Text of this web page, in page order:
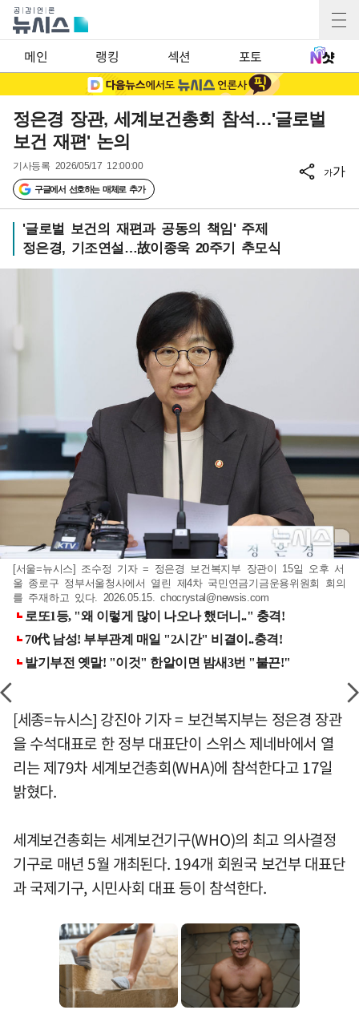
메인 랭킹 섹션 포토
정은경 장관, 세계보건총회 참석…'글로벌
보건 재편' 논의
기사등록 2026/05/17 12:00:00
구글에서 선호하는 매체로 추가
가가
'글로벌 보건의 재편과 공동의 책임' 주제
정은경, 기조연설…故이종욱 20주기 추모식
[서울=뉴시스] 조수정 기자 = 정은경 보건복지부 장관이 15일 오후 서
울 종로구 정부서울청사에서 열린 제4차 국민연금기금운용위원회 회의
를 주재하고 있다. 2026.05.15.chocrystal@newsis.com
[세종=뉴시스] 강진아 기자 = 보건복지부는 정은경 장관
을 수석대표로 한 정부 대표단이 스위스 제네바에서 열
리는 제79차 세계보건총회(WHA)에 참석한다고 17일
밝혔다.
세계보건총회는 세계보건기구(WHO)의 최고 의사결정
기구로 매년 5월 개최된다. 194개 회원국 보건부 대표단
과 국제기구, 시민사회 대표 등이 참석한다.